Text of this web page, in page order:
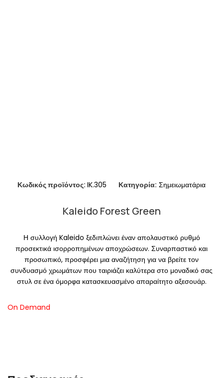
Κωδικός προϊόντος: IK.305 Κατηγορία: Σημειωματάρια
Kaleido Forest Green
Η συλλογή Kaleido ξεδιπλώνει έναν απολαυστικό ρυθμό
προσεκτικά ισορροπημένων αποχρώσεων. Συναρπαστικό και
προσωπικό, προσφέρει μια αναζήτηση για να βρείτε τον
συνδυασμό χρωμάτων που ταιριάζει καλύτερα στο μοναδικό σας
στυλ σε ένα όμορφα κατασκευασμένο απαραίτητο αξεσουάρ.
On Demand